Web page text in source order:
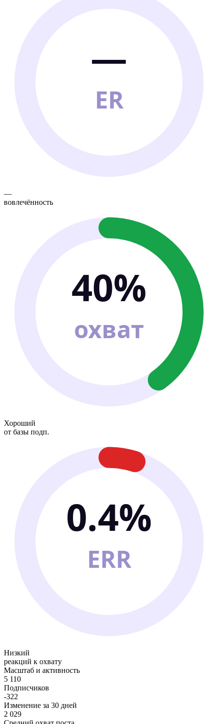
—
ER
—
вовлечённость
40%
охват
Хороший
от базы подп.
0.4%
ERR
Низкий
реакций к охвату
Масштаб и активность
5 110
Подписчиков
-322
Изменение за 30 дней
2 029